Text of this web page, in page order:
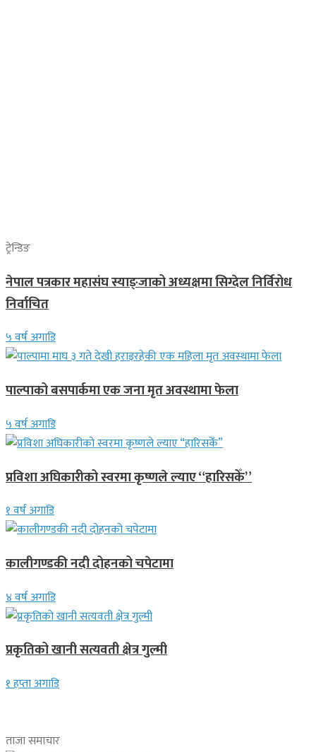
ट्रेन्डिङ
नेपाल पत्रकार महासंघ स्याङ्जाको अध्यक्षमा सिग्देल निर्विरोध
निर्वाचित
५ वर्ष अगाडि
पाल्पाको बसपार्कमा एक जना मृत अवस्थामा फेला
५ वर्ष अगाडि
प्रविशा अघिकारीको स्वरमा कृष्णले ल्याए “हारिसकेँ”
१ वर्ष अगाडि
कालीगण्डकी नदी दोहनको चपेटामा
४ वर्ष अगाडि
प्रकृतिको खानी सत्यवती क्षेत्र गुल्मी
१ हप्ता अगाडि
ताजा समाचार